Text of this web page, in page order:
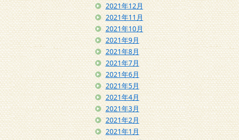
2021年12月
2021年11月
2021年10月
2021年9月
2021年8月
2021年7月
2021年6月
2021年5月
2021年4月
2021年3月
2021年2月
2021年1月